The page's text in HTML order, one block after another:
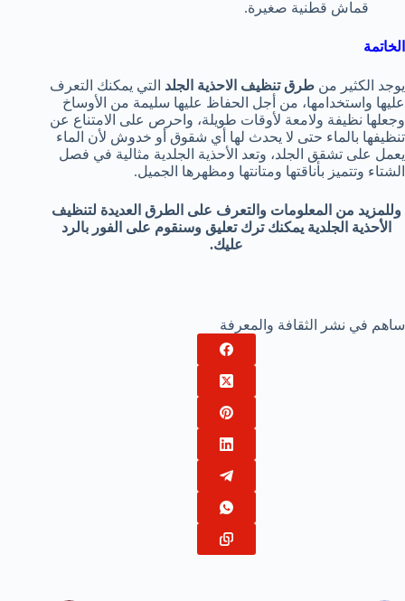
قماش قطنية صغيرة.
الخاتمة
يوجد الكثير من طرق تنظيف الاحذية الجلد التي يمكنك التعرف
عليها واستخدامها، من أجل الحفاظ عليها سليمة من الأوساخ
وجعلها نظيفة ولامعة لأوقات طويلة، واحرص على الامتناع عن
تنظيفها بالماء حتى لا يحدث لها أي شقوق أو خدوش لأن الماء
يعمل على تشقق الجلد، وتعد الأحذية الجلدية مثالية في فصل
الشتاء وتتميز بأناقتها ومتانتها ومظهرها الجميل.
وللمزيد من المعلومات والتعرف على الطرق العديدة لتنظيف
الأحذية الجلدية يمكنك ترك تعليق وسنقوم على الفور بالرد
عليك.
ساهم في نشر الثقافة والمعرفة